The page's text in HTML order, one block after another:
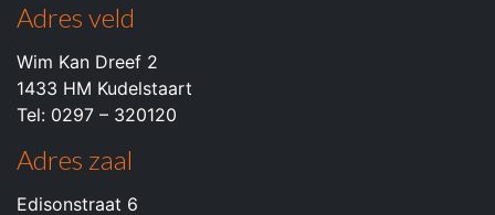
Adres veld
Wim Kan Dreef 2
1433 HM Kudelstaart
Tel: 0297 – 320120
Adres zaal
Edisonstraat 6